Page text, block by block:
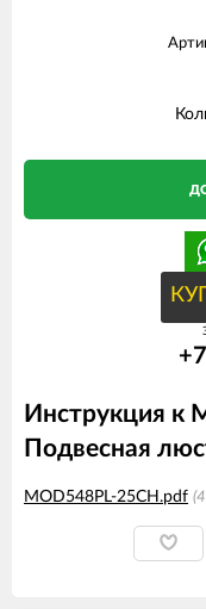
Инструкция к
Подвесная
MOD548PL-25CH.pdf